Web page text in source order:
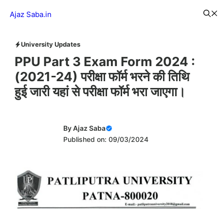
Ajaz Saba.in
University Updates
PPU Part 3 Exam Form 2024 :
(2021-24) परीक्षा फॉर्म भरने की तिथि
हुई जारी यहां से परीक्षा फॉर्म भरा जाएगा।
ByAjaz Saba
Published on: 09/03/2024